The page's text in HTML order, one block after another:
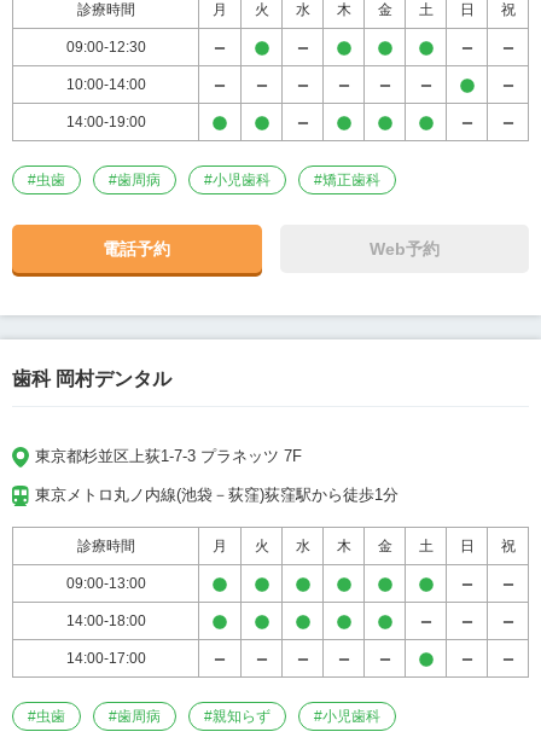
診療時間 月 火 水 木 金 土 日 祝
09:00-12:30
10:00-14:00
14:00-19:00
#虫歯 #歯周病 #小児歯科 #矯正歯科
電話予約 Web予約
歯科 岡村デンタル
東京都杉並区上荻1-7-3 プラネッツ 7F
東京メトロ丸ノ内線(池袋－荻窪)荻窪駅から徒歩1分
診療時間 月 火 水 木 金 土 日 祝
09:00-13:00
14:00-18:00
14:00-17:00
#虫歯 #歯周病 #親知らず #小児歯科